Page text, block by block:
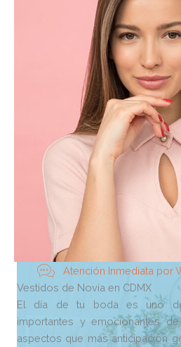
Atención Inmediata por
Vestidos de Novia en CDMX
El día de tu boda es uno
importantes y emocionantes
aspectos que más anticipación